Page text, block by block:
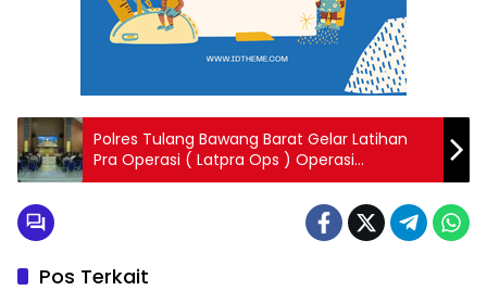
Polres Tulang Bawang Barat Gelar Latihan
Pra Operasi ( Latpra Ops ) Operasi
Cempaka Krakatau-2025
Pos Terkait